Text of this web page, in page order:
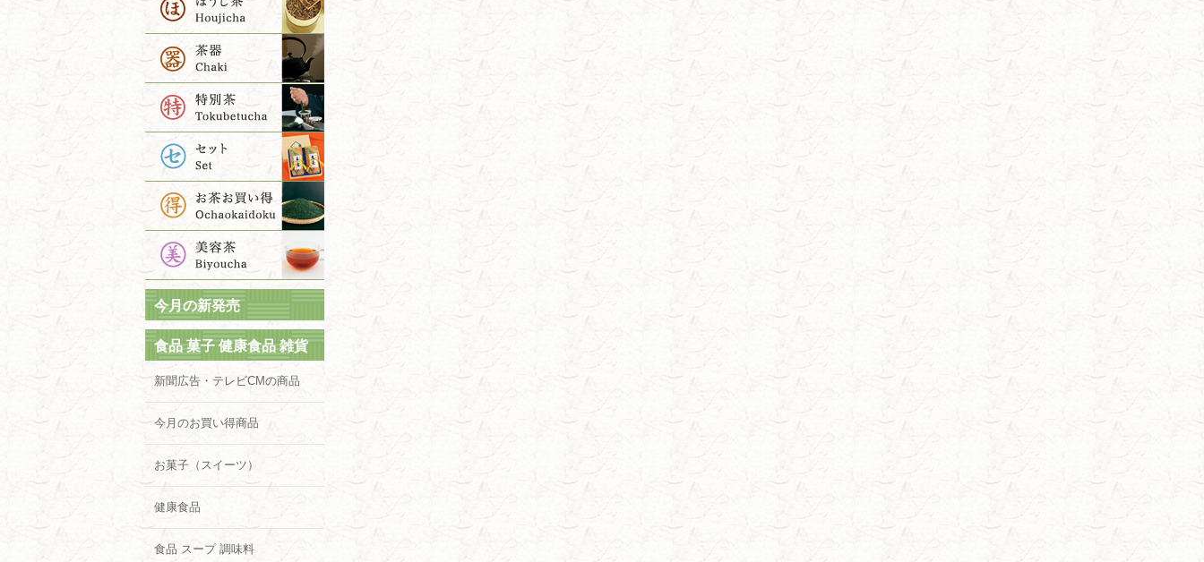
今月の新発売
食品 菓子 健康食品 雑貨
新聞広告・テレビCMの商品
今月のお買い得商品
お菓子（スイーツ）
健康食品
食品 スープ 調味料